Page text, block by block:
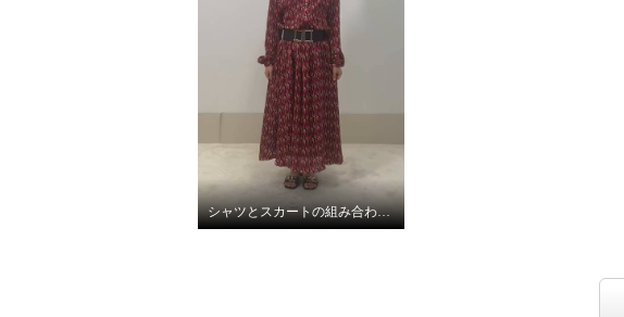
シャツとスカートの組み合わせでワンピースに。